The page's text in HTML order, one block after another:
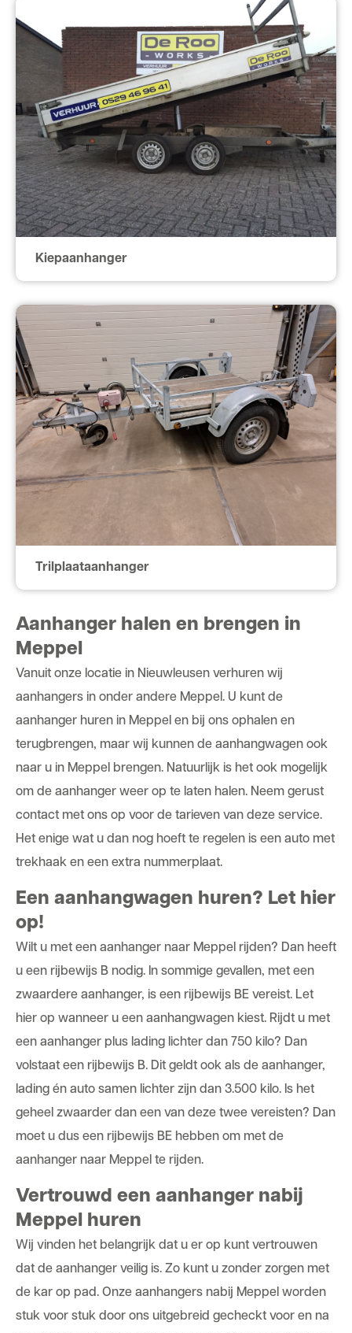
Kiepaanhanger
Trilplaataanhanger
Aanhanger halen en brengen in
Meppel
Vanuit onze locatie in Nieuwleusen verhuren wij
aanhangers in onder andere Meppel. U kunt de
aanhanger huren in Meppel en bij ons ophalen en
terugbrengen, maar wij kunnen de aanhangwagen ook
naar u in Meppel brengen. Natuurlijk is het ook mogelijk
om de aanhanger weer op te laten halen. Neem gerust
contact met ons op voor de tarieven van deze service.
Het enige wat u dan nog hoeft te regelen is een auto met
trekhaak en een extra nummerplaat.
Een aanhangwagen huren? Let hier
op!
Wilt u met een aanhanger naar Meppel rijden? Dan heeft
u een rijbewijs B nodig. In sommige gevallen, met een
zwaardere aanhanger, is een rijbewijs BE vereist. Let
hier op wanneer u een aanhangwagen kiest. Rijdt u met
een aanhanger plus lading lichter dan 750 kilo? Dan
volstaat een rijbewijs B. Dit geldt ook als de aanhanger,
lading én auto samen lichter zijn dan 3.500 kilo. Is het
geheel zwaarder dan een van deze twee vereisten? Dan
moet u dus een rijbewijs BE hebben om met de
aanhanger naar Meppel te rijden.
Vertrouwd een aanhanger nabij
Meppel huren
Wij vinden het belangrijk dat u er op kunt vertrouwen
dat de aanhanger veilig is. Zo kunt u zonder zorgen met
de kar op pad. Onze aanhangers nabij Meppel worden
stuk voor stuk door ons uitgebreid gecheckt voor en na